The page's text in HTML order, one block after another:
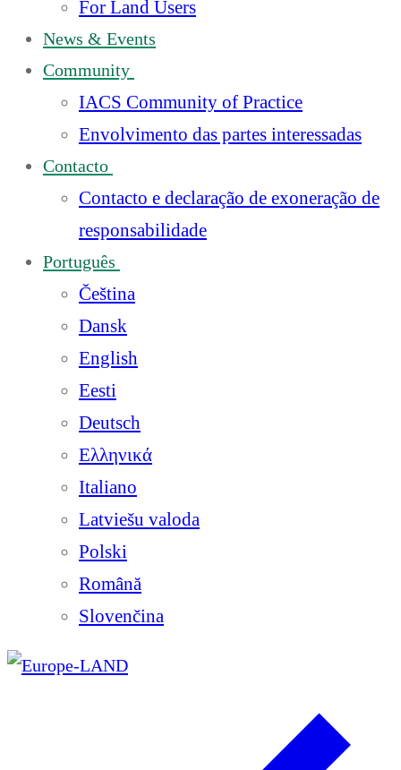
For Land Users
News & Events
Community
IACS Community of Practice
Envolvimento das partes interessadas
Contacto
Contacto e declaração de exoneração de
responsabilidade
Português
Čeština
Dansk
English
Eesti
Deutsch
Ελληνικά
Italiano
Latviešu valoda
Polski
Română
Slovenčina